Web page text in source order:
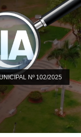
Nº 102/2025